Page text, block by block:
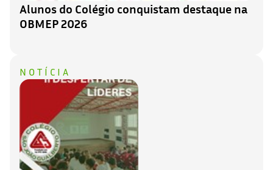
Alunos do Colégio conquistam destaque na
OBMEP 2026
NOTÍCIA